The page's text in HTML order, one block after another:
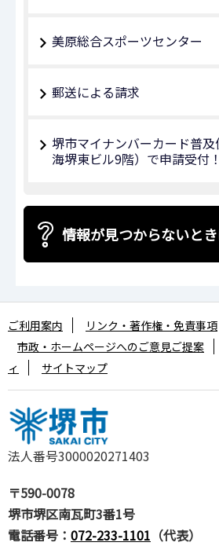
美原総合スポーツセンター
郵送による請求
堺市マイナンバーカード普
海堺東ビル9階）で申請受付！
情報が見つからないと
法人番号3000020271403
〒590-0078
堺市堺区南瓦町3番1号
電話番号： 072-233-1101 （代表）
ご利用案内 リンク・著作権・免責事項
市政・ホームページへのご意見ご提案
ィ
サイトマップ